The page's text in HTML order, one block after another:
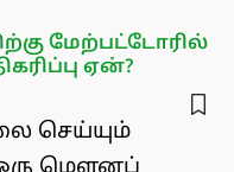
மேற்பட்டோரில்
ஏன்?